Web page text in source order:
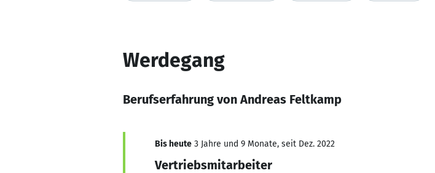
Werdegang
Berufserfahrung von Andreas Feltkamp
Bis heute 3 Jahre und 9 Monate, seit Dez. 2022
Vertriebsmitarbeiter